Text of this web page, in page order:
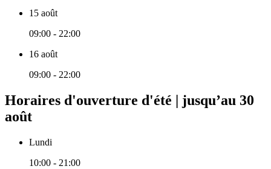
15 août
09:00 - 22:00
16 août
09:00 - 22:00
Horaires d'ouverture d'été | jusqu’au 30
août
Lundi
10:00 - 21:00